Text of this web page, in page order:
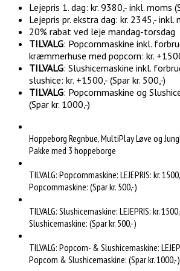
Lejepris 1. dag: kr. 9380,- inkl. moms
Lejepris pr. ekstra dag: kr. 2345,- inkl.
20% rabat ved leje mandag-torsdag
TILVALG: Popcornmaskine inkl.
kræmmerhuse med popcorn: kr.
TILVALG: Slushicemaskine inkl.
slushice: kr. +1500,- (Spar kr. 500,-)
TILVALG: Popcornmaskine og
(Spar kr. 1000,-)
Hoppeborg Regnbue, MultiPlay Løve og
Pakke med 3 hoppeborge
TILVALG: Popcornmaskine: LEJEPRIS: kr.
Popcornmaskine: (Spar kr. 500,-)
TILVALG: Slushicemaskine: LEJEPRIS: kr.
Slushicemaskine: (Spar kr. 500,-)
TILVALG: Popcorn- & Slushicemaskine:
Popcorn & Slushicemaskine: (Spar kr. 1000,-)